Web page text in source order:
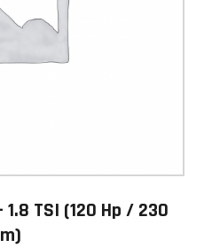
1.8 TSI (120 Hp / 230